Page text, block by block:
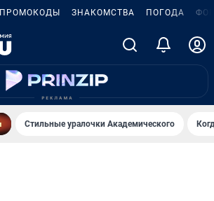
ПРОМОКОДЫ ЗНАКОМСТВА ПОГОДА
Стильные уралочки Академического